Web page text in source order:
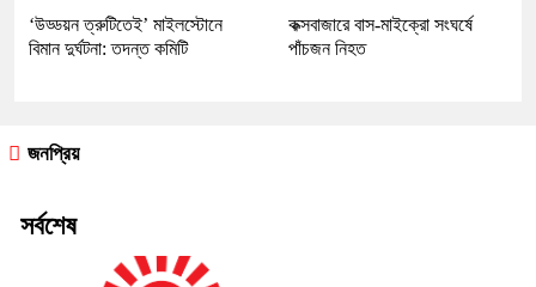
‘উড্ডয়ন ত্রুটিতেই’ মাইলস্টোনে
বিমান দুর্ঘটনা: তদন্ত কমিটি
কক্সবাজারে বাস-মাইক্রো সংঘর্ষে
পাঁচজন নিহত
জনপ্রিয়
সর্বশেষ